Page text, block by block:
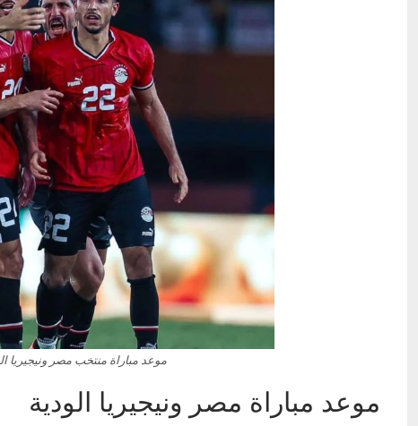
موعد مباراة منتخب مصر ونيجيريا
موعد مباراة مصر ونيجيريا الودية